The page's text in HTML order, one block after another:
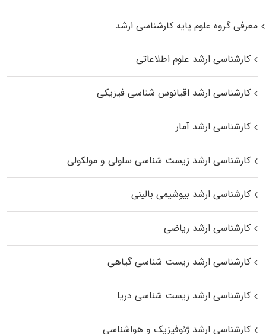
معرفی گروه علوم پایه کارشناسی ارشد
کارشناسی ارشد علوم اطلاعاتی
کارشناسی ارشد اقیانوس‌ شناسی فیزیکی
کارشناسی ارشد آمار
کارشناسی ارشد زیست شناسی سلولی و مولکولی
کارشناسی ارشد بیوشیمی بالینی
کارشناسی ارشد ریاضی
کارشناسی ارشد زیست‌ شناسی گیاهی
کارشناسی ارشد زیست‌ شناسی دریا
کارشناسی ارشد ژئوفیزیک و هواشناسی